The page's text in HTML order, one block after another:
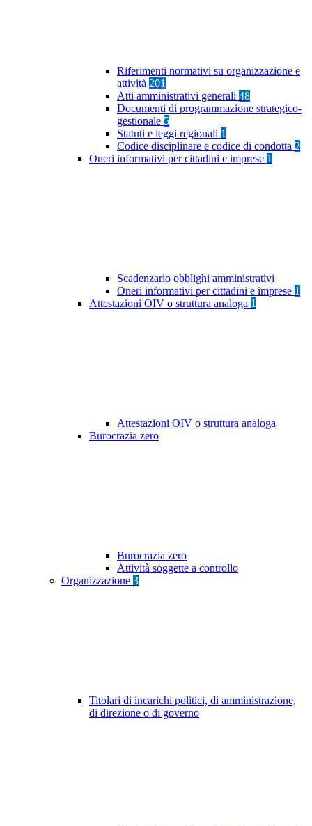
Riferimenti normativi su organizzazione e
attività 201
Atti amministrativi generali 48
Documenti di programmazione strategico-
gestionale 5
Statuti e leggi regionali 1
Codice disciplinare e codice di condotta 2
Oneri informativi per cittadini e imprese 1
Scadenzario obblighi amministrativi
Oneri informativi per cittadini e imprese 1
Attestazioni OIV o struttura analoga 1
Attestazioni OIV o struttura analoga
Burocrazia zero
Burocrazia zero
Attività soggette a controllo
Organizzazione 3
Titolari di incarichi politici, di amministrazione,
di direzione o di governo